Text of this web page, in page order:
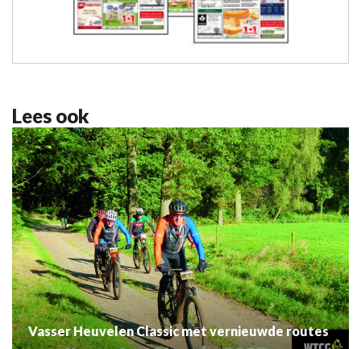
Lees ook
Vasser Heuvelen Classic met vernieuwde routes